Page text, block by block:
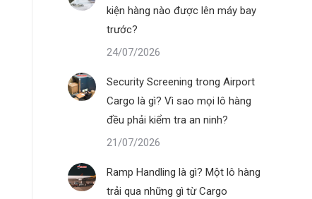
kiện hàng nào được lên máy bay
trước?
24/07/2026
Security Screening trong Airport
Cargo là gì? Vì sao mọi lô hàng
đều phải kiểm tra an ninh?
21/07/2026
Ramp Handling là gì? Một lô hàng
trải qua những gì từ Cargo